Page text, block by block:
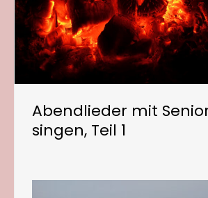
Abendlieder mit
singen, Teil 1